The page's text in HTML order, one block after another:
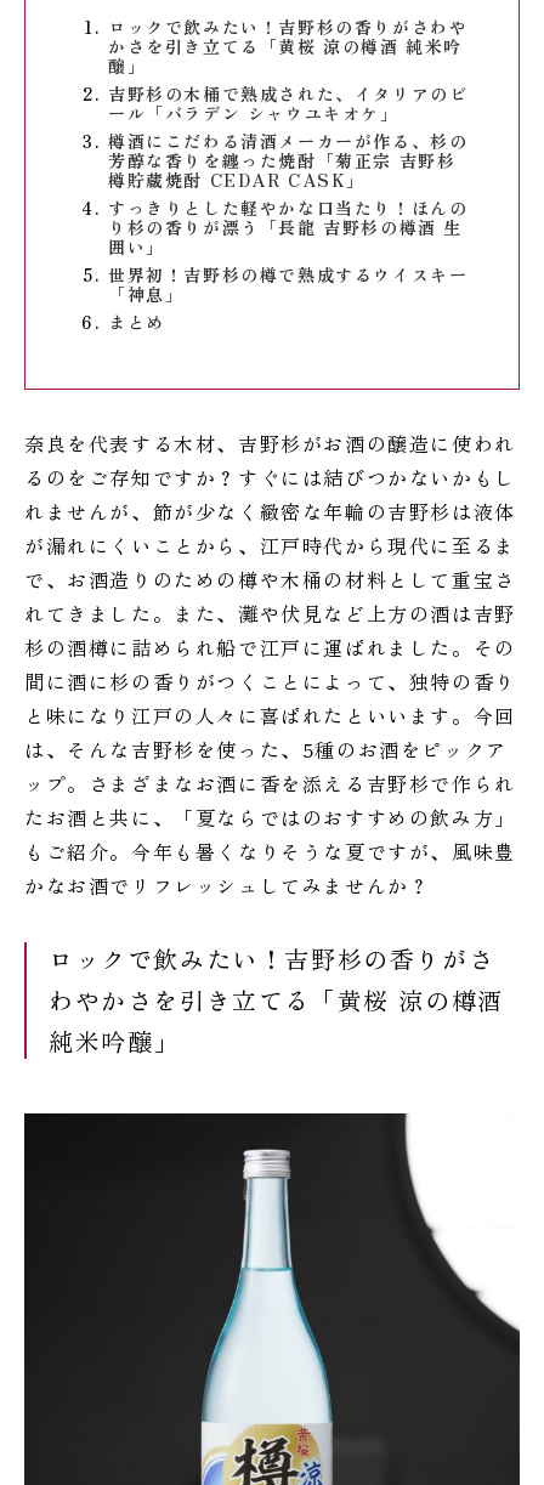
ロックで飲みたい！吉野杉の香りがさわや
かさを引き立てる「黄桜 涼の樽酒 純米吟
醸」
吉野杉の木桶で熟成された、イタリアのビ
ール「バラデン シャウユキオケ」
樽酒にこだわる清酒メーカーが作る、杉の
芳醇な香りを纏った焼酎「菊正宗 吉野杉
樽貯蔵焼酎 CEDAR CASK」
すっきりとした軽やかな口当たり！ほんの
り杉の香りが漂う「長龍 吉野杉の樽酒 生
囲い」
世界初！吉野杉の樽で熟成するウイスキー
「神息」
まとめ
奈良を代表する木材、吉野杉がお酒の醸造に使われ
るのをご存知ですか？すぐには結びつかないかもし
れませんが、節が少なく緻密な年輪の吉野杉は液体
が漏れにくいことから、江戸時代から現代に至るま
で、お酒造りのための樽や木桶の材料として重宝さ
れてきました。また、灘や伏見など上方の酒は吉野
杉の酒樽に詰められ船で江戸に運ばれました。その
間に酒に杉の香りがつくことによって、独特の香り
と味になり江戸の人々に喜ばれたといいます。今回
は、そんな吉野杉を使った、5種のお酒をピックア
ップ。さまざまなお酒に香を添える吉野杉で作られ
たお酒と共に、「夏ならではのおすすめの飲み方」
もご紹介。今年も暑くなりそうな夏ですが、風味豊
かなお酒でリフレッシュしてみませんか？
ロックで飲みたい！吉野杉の香りがさ
わやかさを引き立てる「黄桜 涼の樽酒
純米吟醸」